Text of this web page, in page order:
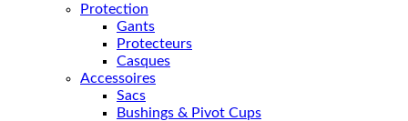
Protection
Gants
Protecteurs
Casques
Accessoires
Sacs
Bushings & Pivot Cups